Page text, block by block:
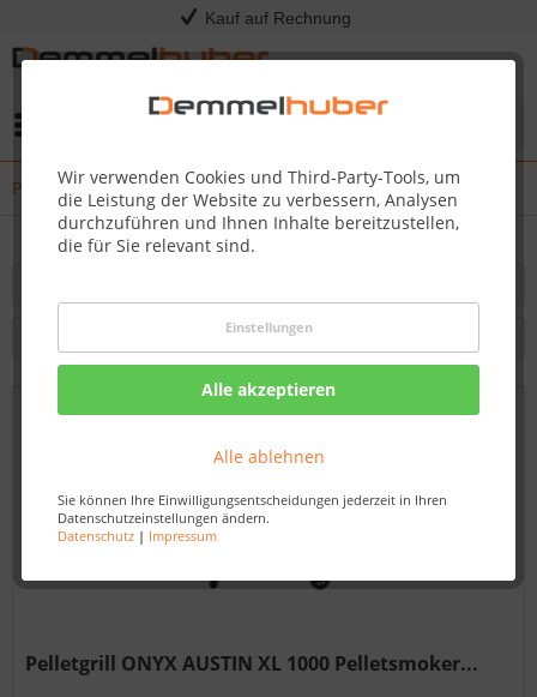
Kauf auf Rechnung
Wir verwenden Cookies und Third-Party-Tools, um
die Leistung der Website zu verbessern, Analysen
durchzuführen und Ihnen Inhalte bereitzustellen,
die für Sie relevant sind.
Einstellungen
Alle akzeptieren
Alle ablehnen
Sie können Ihre Einwilligungsentscheidungen jederzeit in Ihren
Datenschutzeinstellungen ändern.
Datenschutz| Impressum
PIT BOSS
Pelletgrill ONYX AUSTIN XL 1000 Pelletsmoker...